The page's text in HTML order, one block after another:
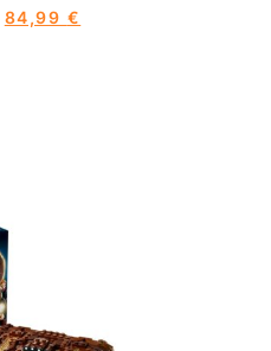
84,99 €